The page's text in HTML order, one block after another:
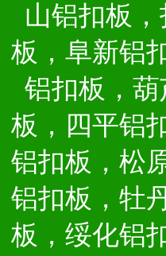
山铝扣板
板，阜新铝
铝扣板，
板，四平铝
铝扣板，松
铝扣板，牡
板，绥化铝